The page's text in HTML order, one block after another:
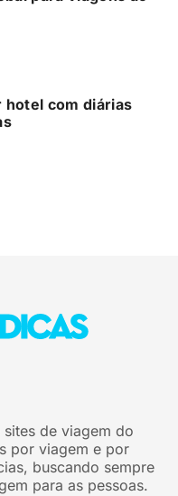
hotel com diárias
de viagem do
por viagem e por
buscando sempre
para as pessoas.